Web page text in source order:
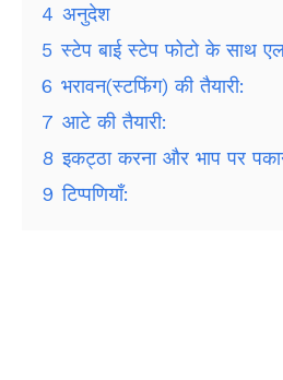
4 अनुदेश
5 स्टेप बाई स्टेप फोटो के साथ
6 भरावन(स्टफिंग) की तैयारी:
7 आटे की तैयारी:
8 इकट्ठा करना और भाप पर
9 टिप्पणियाँ: